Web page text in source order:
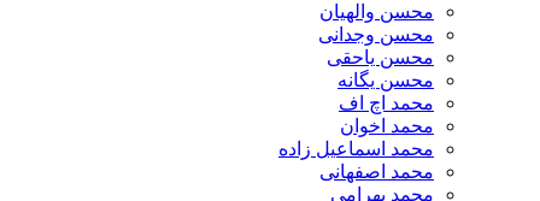
محسن والهیان
محسن وجدانی
محسن یاحقی
محسن یگانه
محمد اچ اف
محمد اخوان
محمد اسماعیل زاده
محمد اصفهانی
محمد بهرامی